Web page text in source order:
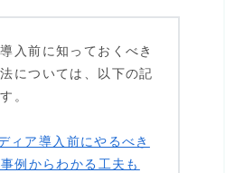
入前に知っておくべき
については、以下の記
。
ィア導入前にやるべき
例からわかる工夫も